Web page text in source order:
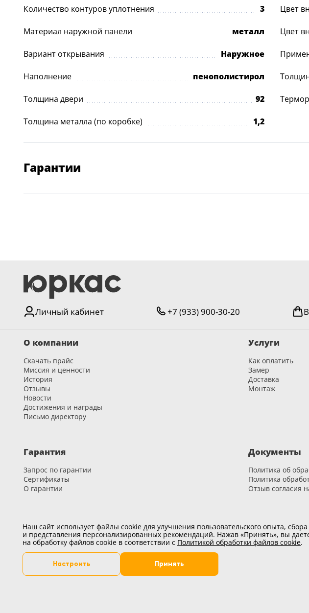
Количество контуров уплотнения 3
Материал наружной панели металл
Вариант открывания Наружное
Наполнение пенополистирол
Толщина двери 92
Толщина металла (по коробке) 1,2
Цвет
Цвет
Гарантии
Наш сайт использует файлы cookie для улучшения пользовательского опыта, сбора
и представления персонализированных рекомендаций. Нажав «Принять», вы
на обработку файлов cookie в соответствии с Политикой обработки файлов cookie.
Настроить Принять
Личный кабинет +7 (933) 900-30-20
О компании
Скачать прайс
Миссия и ценности
История
Отзывы
Новости
Достижения и награды
Письмо директору
Услуги
Как оплатить
Замер
Доставка
Монтаж
Гарантия
Запрос по гарантии
Сертификаты
О гарантии
Карьера
Вакансии
Развитие и обучение
Документы
Политика об
Политика
Отзыв согласия